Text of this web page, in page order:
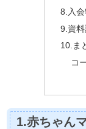
8.入
9.資
10.ま
コ
1.赤ちゃん